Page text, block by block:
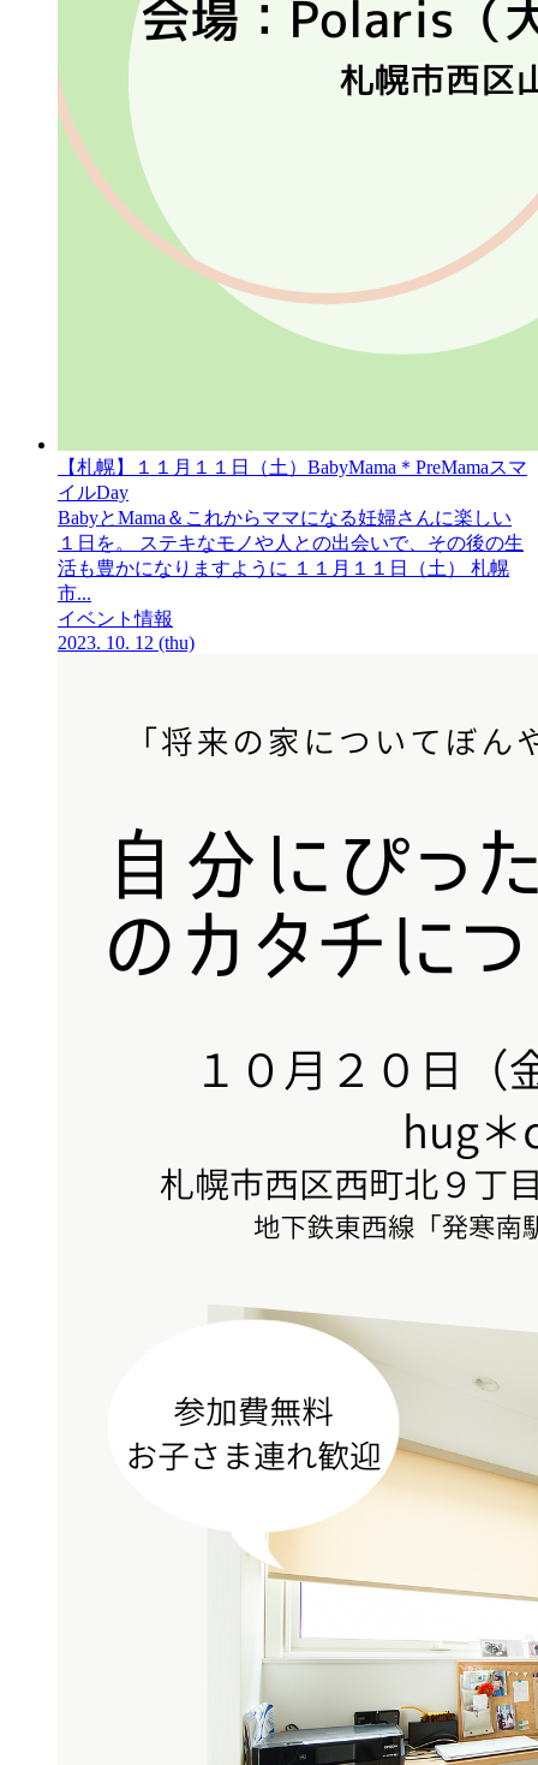
【札幌】１１月１１日 （土） BabyMama＊PreMamaスマ
イルDay
BabyとMama＆これからママになる妊婦さんに楽しい
１日を。 ステキなモノや人との出会いで、その後の生
活も豊かになりますように １１月１１日（土） 札幌
市...
イベント情報
2023. 10. 12 (thu)